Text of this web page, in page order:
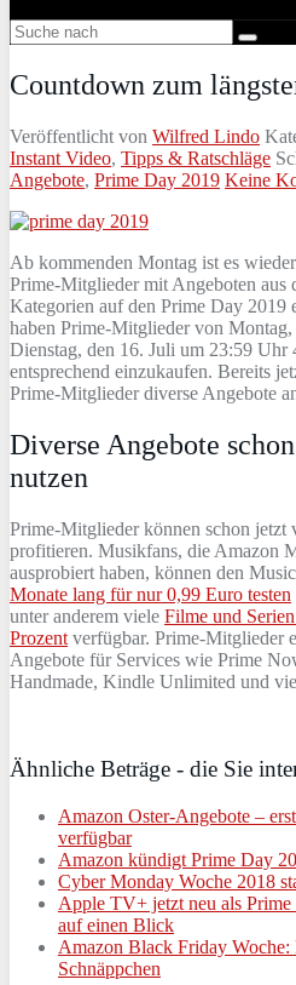
Countdown zum
Veröffentlicht von Wilfred Lindo
Instant Video, Tipps & Ratschläge
Angebote, Prime Day 2019 Keine
Ab kommenden Montag ist es
Prime-Mitglieder mit Angeboten aus
Kategorien auf den Prime Day 2019
haben Prime-Mitglieder von
Dienstag, den 16. Juli um 23:59 Uhr
entsprechend einzukaufen. Bereits
Prime-Mitglieder diverse Angebote
Diverse Angebote
nutzen
Prime-Mitglieder können schon jetzt
profitieren. Musikfans, die Amazon
ausprobiert haben, können den
Monate lang für nur 0,99 Euro testen
unter anderem viele Filme und
Prozent verfügbar. Prime-Mitglieder
Angebote für Services wie Prime
Handmade, Kindle Unlimited und
Ähnliche Beträge - die Sie
Amazon Oster-Angebote –
verfügbar
Amazon kündigt Prime Day
Cyber Monday Woche 2018
Apple TV+ jetzt neu als
auf einen Blick
Amazon Black Friday
Schnäppchen